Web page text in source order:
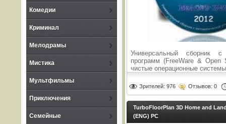
Комедии
Криминал
Мелодрамы
Мистика
Мультфильмы
Приключения
Семейные
Универсальный сборник с
программ (FreeWare & Open
чистые операционные
Зрителей: 976 Отзывов: 0
TurboFloorPlan 3D Home and
(ENG) PC